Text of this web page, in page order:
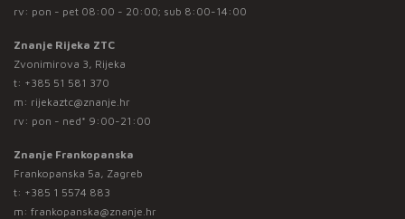
rv: pon - pet 08:00 - 20:00; sub 8:00-14:00
Znanje Rijeka ZTC
Zvonimirova 3, Rijeka
t: +385 51 581 370
m: rijekaztc@znanje.hr
rv: pon - ned* 9:00-21:00
Znanje Frankopanska
Frankopanska 5a, Zagreb
t: +385 1 5574 883
m: frankopanska@znanje.hr